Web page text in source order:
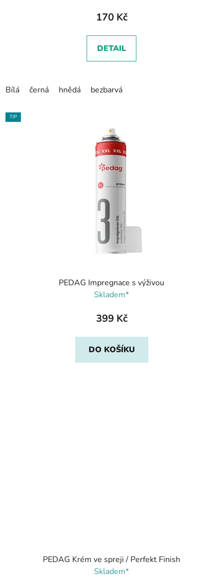
170 Kč
DETAIL
Bílá černá hnědá bezbarvá
TIP
PEDAG Impregnace s výživou
Skladem*
399 Kč
DO KOŠÍKU
PEDAG Krém ve spreji / Perfekt Finish
Skladem*